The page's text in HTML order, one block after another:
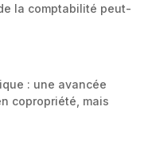
la comptabilité peut-
: une avancée
copropriété, mais